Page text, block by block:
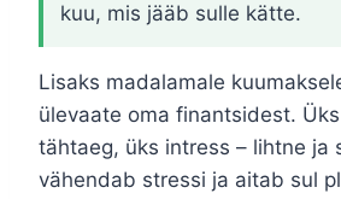
kuu, mis jääb sulle kätte.
Lisaks madalamale
ülevaate oma finantsidest.
tähtaeg, üks intress – lihtne ja
vähendab stressi ja aitab sul